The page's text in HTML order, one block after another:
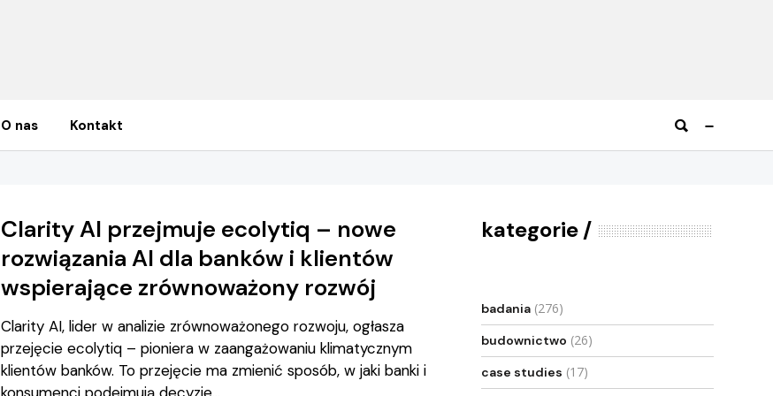
O nas Kontakt
Clarity AI przejmuje ecolytiq – nowe
rozwiązania AI dla banków i klientów
wspierające zrównoważony rozwój
Clarity AI, lider w analizie zrównoważonego rozwoju, ogłasza
przejęcie ecolytiq – pioniera w zaangażowaniu klimatycznym
klientów banków. To przejęcie ma zmienić sposób, w jaki banki i
kategorie
badania (276)
budownictwo (26)
case studies (17)